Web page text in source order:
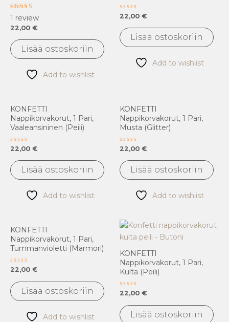
Arvostelu
tuotteesta:
5.00
1 review
22,00 €
Lisää ostoskoriin
Add to wishlist
Arvostelu
tuotteesta:
/
5
22,00 €
Lisää ostoskoriin
Add to wishlist
KONFETTI
Nappikorvakorut, 1 Pari,
Vaaleansininen (peili)
Arvostelu
tuotteesta:
/
5
22,00 €
Lisää ostoskoriin
Add to wishlist
KONFETTI
Nappikorvakorut, 1 Pari,
Musta (glitter)
Arvostelu
tuotteesta:
/
5
22,00 €
Lisää ostoskoriin
Add to wishlist
KONFETTI
Nappikorvakorut, 1 Pari,
Tummanvioletti (marmori)
Arvostelu
tuotteesta:
/
5
22,00 €
Lisää ostoskoriin
Add to wishlist
KONFETTI
Nappikorvakorut, 1 Pari,
Kulta (peili)
Arvostelu
tuotteesta:
/
5
22,00 €
Lisää ostoskoriin